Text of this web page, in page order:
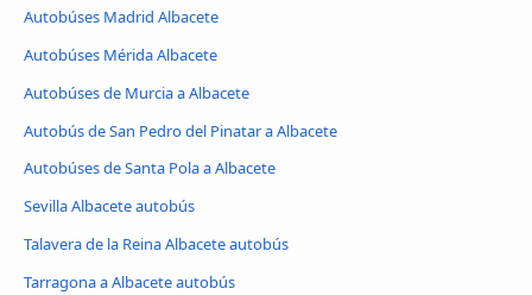
Autobúses Madrid Albacete
Autobúses Mérida Albacete
Autobúses de Murcia a Albacete
Autobús de San Pedro del Pinatar a Albacete
Autobúses de Santa Pola a Albacete
Sevilla Albacete autobús
Talavera de la Reina Albacete autobús
Tarragona a Albacete autobús